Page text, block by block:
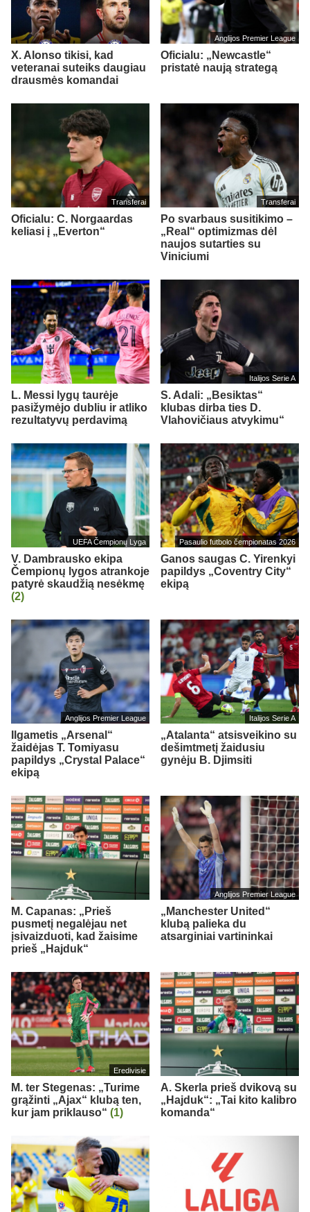
X. Alonso tikisi, kad
veteranai suteiks daugiau
drausmės komandai
Anglijos Premier League
Oficialu: „Newcastle“
pristatė naują strategą
Transferai
Oficialu: C. Norgaardas
keliasi į „Everton“
Transferai
Po svarbaus susitikimo –
„Real“ optimizmas dėl
naujos sutarties su
Viniciumi
L. Messi lygų taurėje
pasižymėjo dubliu ir atliko
rezultatyvų perdavimą
Italijos Serie A
S. Adali: „Besiktas“
klubas dirba ties D.
Vlahovičiaus atvykimu“
UEFA Čempionų Lyga
V. Dambrausko ekipa
Čempionų lygos atrankoje
patyrė skaudžią nesėkmę
(2)
Pasaulio futbolo čempionatas 2026
Ganos saugas C. Yirenkyi
papildys „Coventry City“
ekipą
Anglijos Premier League
Ilgametis „Arsenal“
žaidėjas T. Tomiyasu
papildys „Crystal Palace“
ekipą
Italijos Serie A
„Atalanta“ atsisveikino su
dešimtmetį žaidusiu
gynėju B. Djimsiti
M. Capanas: „Prieš
pusmetį negalėjau net
įsivaizduoti, kad žaisime
prieš „Hajduk“
Anglijos Premier League
„Manchester United“
klubą palieka du
atsarginiai vartininkai
Eredivisie
M. ter Stegenas: „Turime
grąžinti „Ajax“ klubą ten,
kur jam priklauso“ (1)
A. Skerla prieš dvikovą su
„Hajduk“: „Tai kito kalibro
komanda“